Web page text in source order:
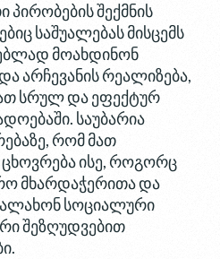
პირობების შექმნის
საშუალებას მისცემს
მოახდინონ
არჩევანის რეალიზება,
სრულ და ეფექტურ
საუბარია
რომ მათ
ისე, როგორც
მხარდაჭერითა და
სოციალური
შეზღუდვებით